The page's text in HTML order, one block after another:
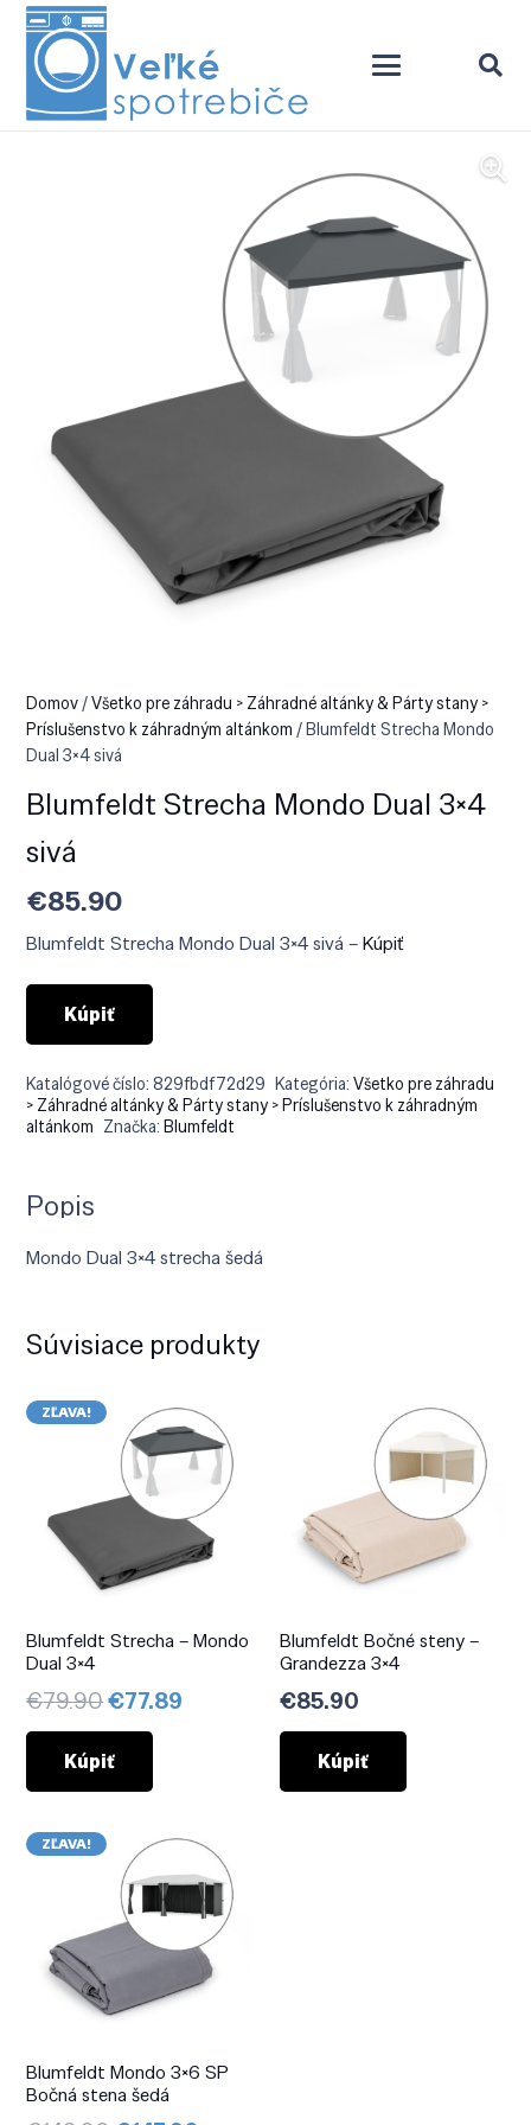
Domov/Všetko pre záhradu > Záhradné altánky & Párty stany >
Príslušenstvo k záhradným altánkom / Blumfeldt Strecha Mondo
Dual 3×4 sivá
Blumfeldt Strecha Mondo Dual 3×4
sivá
€85.90
Blumfeldt Strecha Mondo Dual 3×4 sivá –Kúpiť
Kúpiť
Katalógové číslo:829fbdf72d29 Kategória:Všetko pre záhradu
> Záhradné altánky & Párty stany > Príslušenstvo k záhradným
altánkom Značka:Blumfeldt
Popis
Mondo Dual 3×4 strecha šedá
Súvisiace produkty
ZĽAVA!
Blumfeldt Strecha – Mondo
Dual 3×4
€79.90Pôvodná
cena
bola:
€79.90.
€77.89
Kúpiť
Blumfeldt Bočné steny –
Grandezza 3×4
€85.90
Kúpiť
ZĽAVA!
Blumfeldt Mondo 3×6 SP
Bočná stena šedá